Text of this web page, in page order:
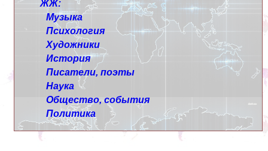
ЖЖ:
Музыка
Психология
Художники
История
Писатели, поэты
Наука
Общество, события
Политика